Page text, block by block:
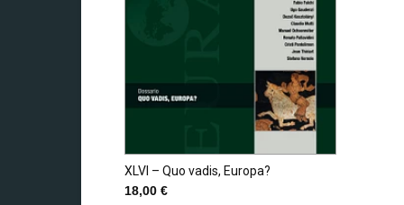
XLVI – Quo vadis, Europa?
18,00 €